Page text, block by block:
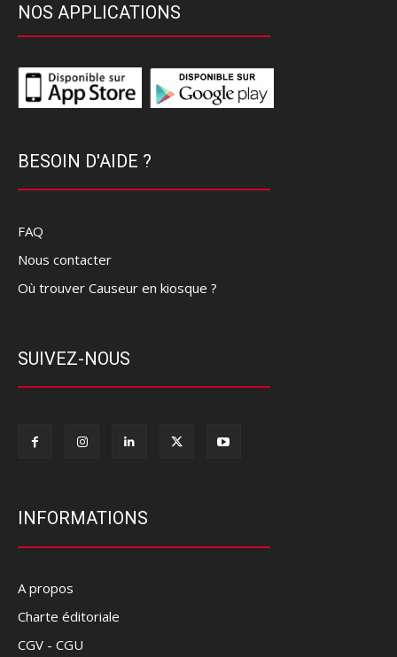
NOS APPLICATIONS
BESOIN D'AIDE ?
FAQ
Nous contacter
Où trouver Causeur en kiosque ?
SUIVEZ-NOUS
INFORMATIONS
A propos
Charte éditoriale
CGV - CGU